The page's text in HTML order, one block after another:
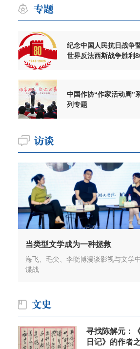
纪念中国人民抗日战争
世界反法西斯战争胜利
中国作协“作家活动周”
列专题
当类型文学成为一种拯救
海飞、毛尖、李晓博漫谈影视与文学
谍战
寻找陈解元：
日记》的作者